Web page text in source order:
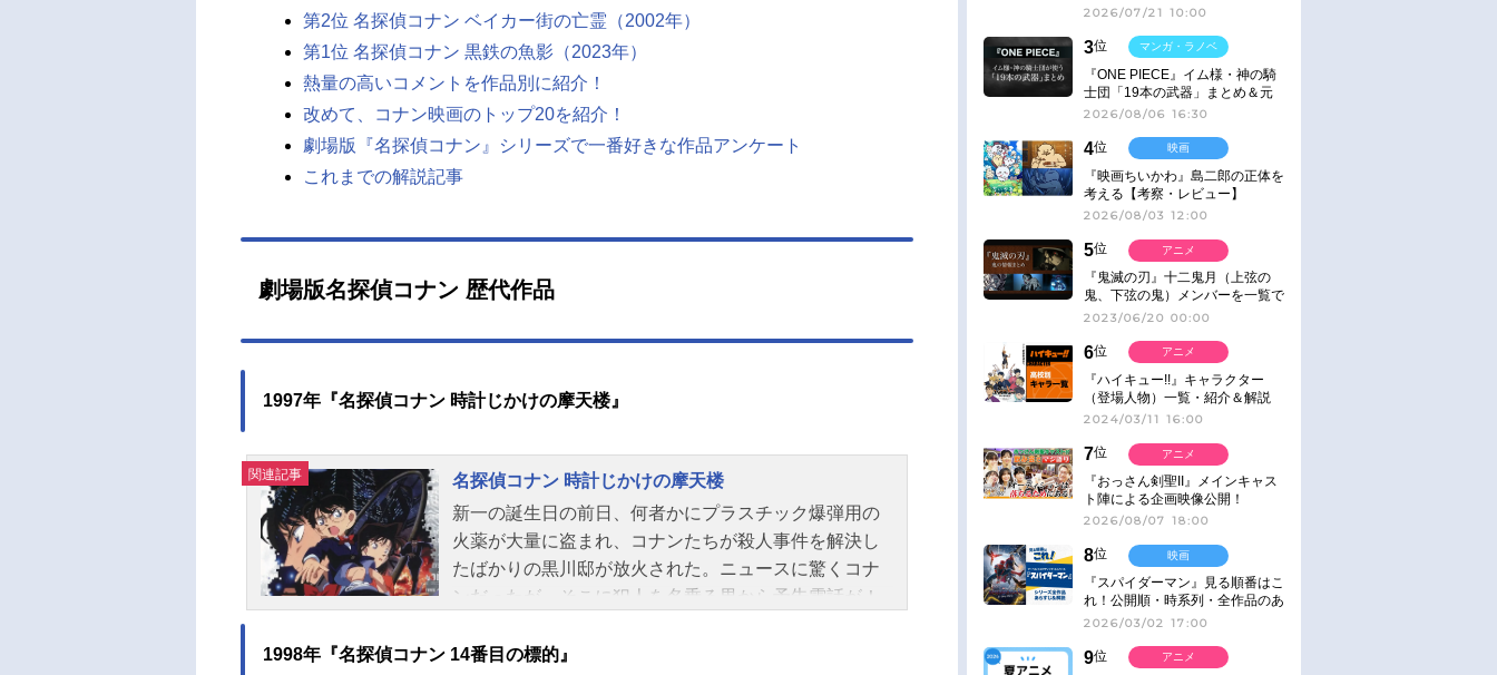
第2位 名探偵コナン ベイカー街の亡霊（2002年）
第1位 名探偵コナン 黒鉄の魚影（2023年）
熱量の高いコメントを作品別に紹介！
改めて、コナン映画のトップ20を紹介！
劇場版『名探偵コナン』シリーズで一番好きな作品アンケート
これまでの解説記事
劇場版名探偵コナン 歴代作品
1997年『名探偵コナン 時計じかけの摩天楼』
関連記事
名探偵コナン 時計じかけの摩天楼
新一の誕生日の前日、何者かにプラスチック爆弾用の
火薬が大量に盗まれ、コナンたちが殺人事件を解決し
たばかりの黒川邸が放火された。ニュースに驚くコナ
ンだったが、そこに犯人を名乗る男から予告電話が！
つけたコナンは爆弾から無事に子供たちを守るが、犯
1998年『名探偵コナン 14番目の標的』
2026/07/21 10:00
3位
『ONE PIECE』イム様・神の騎
士団「19本の武器」まとめ＆元
ネタ
2026/08/06 16:30
マンガ・ラノベ
4位
『映画ちいかわ』島二郎の正体を
考える【考察・レビュー】
2026/08/03 12:00
映画
5位
『鬼滅の刃』十二鬼月（上弦の
鬼、下弦の鬼）メンバーを一覧で
紹介＆解説（登場鬼の情報まと
2023/06/20 00:00
アニメ
6位
『ハイキュー!!』キャラクター
（登場人物）一覧・紹介＆解説
2024/03/11 16:00
アニメ
7位
『おっさん剣聖II』メインキャス
ト陣による企画映像公開！
2026/08/07 18:00
アニメ
8位
『スパイダーマン』見る順番はこ
れ！公開順・時系列・全作品のあ
らすじをまとめました
2026/03/02 17:00
映画
9位
アニメ